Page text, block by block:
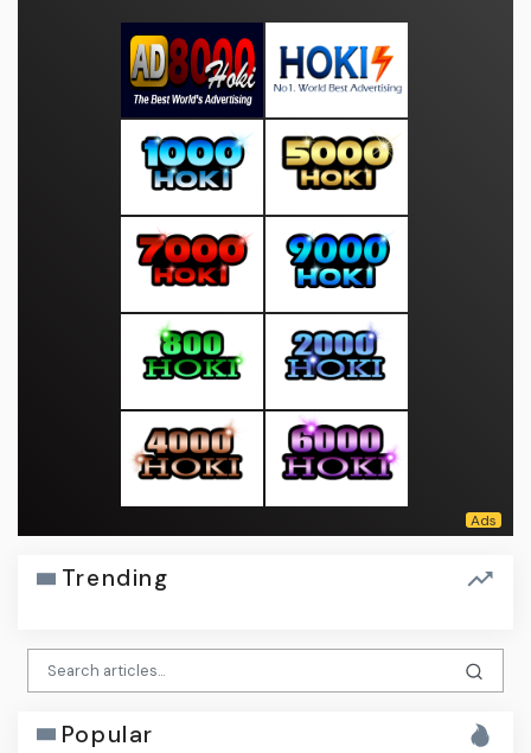
Trending
Popular